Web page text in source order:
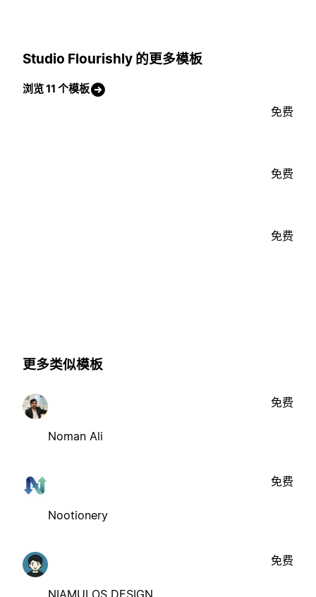
Studio Flourishly 的更多模板
浏览 11 个模板
免费
免费
免费
更多类似模板
Noman Ali
免费
Nootionery
免费
NIAMULOS DESIGN
免费